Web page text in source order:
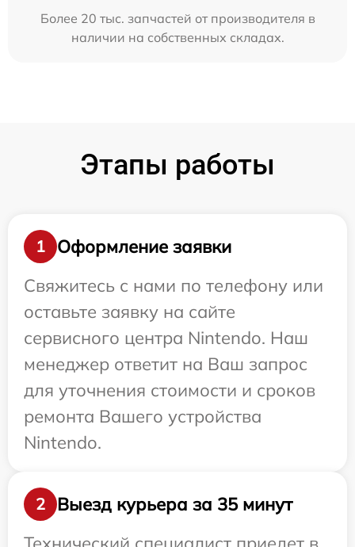
Более 20 тыс. запчастей от производителя в
наличии на собственных складах.
Этапы работы
1
Оформление заявки
Свяжитесь с нами по телефону или
оставьте заявку на сайте
сервисного центра Nintendo. Наш
менеджер ответит на Ваш запрос
для уточнения стоимости и сроков
ремонта Вашего устройства
Nintendo.
2
Выезд курьера за 35 минут